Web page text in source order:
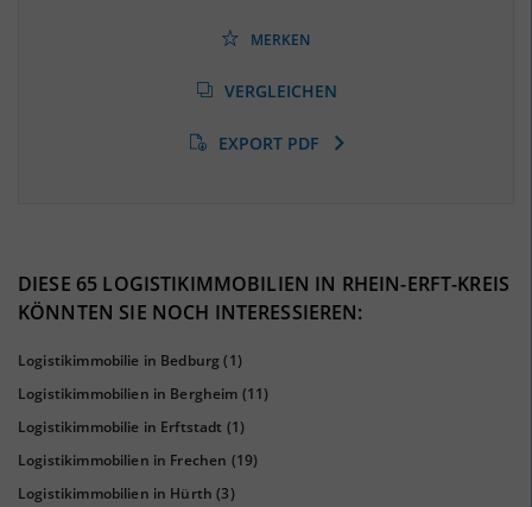
(Landkreis / Kreisfreie Stadt)
(Stand: 01/2020)
MERKEN
VERGLEICHEN
EXPORT PDF
DIESE 65 LOGISTIKIMMOBILIEN IN RHEIN-ERFT-KREIS
KÖNNTEN SIE NOCH INTERESSIEREN:
Logistikimmobilie in Bedburg(1)
Logistikimmobilien in Bergheim (11)
Logistikimmobilie in Erftstadt (1)
Logistikimmobilien in Frechen (19)
Logistikimmobilien in Hürth (3)